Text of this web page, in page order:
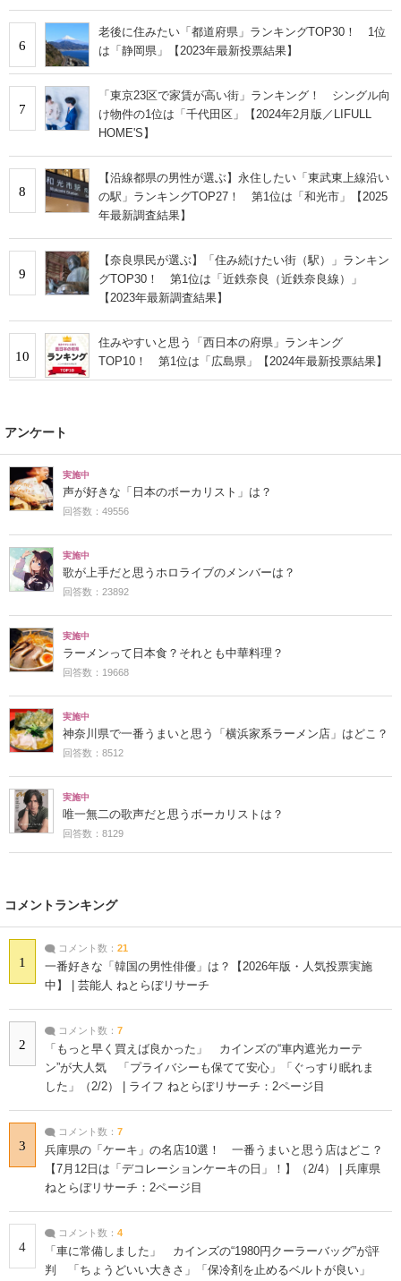
6
老後に住みたい「都道府県」ランキングTOP30！ 1位
は「静岡県」【2023年最新投票結果】
7
「東京23区で家賃が高い街」ランキング！ シングル向
け物件の1位は「千代田区」【2024年2月版／LIFULL
HOME'S】
8
【沿線都県の男性が選ぶ】永住したい「東武東上線沿い
の駅」ランキングTOP27！ 第1位は「和光市」【2025
年最新調査結果】
9
【奈良県民が選ぶ】「住み続けたい街（駅）」ランキン
グTOP30！ 第1位は「近鉄奈良（近鉄奈良線）」
【2023年最新調査結果】
10
住みやすいと思う「西日本の府県」ランキング
TOP10！ 第1位は「広島県」【2024年最新投票結果】
アンケート
実施中
声が好きな「日本のボーカリスト」は？
回答数：49556
実施中
歌が上手だと思うホロライブのメンバーは？
回答数：23892
実施中
ラーメンって日本食？それとも中華料理？
回答数：19668
実施中
神奈川県で一番うまいと思う「横浜家系ラーメン店」はどこ？
回答数：8512
実施中
唯一無二の歌声だと思うボーカリストは？
回答数：8129
コメントランキング
1
コメント数： 21
一番好きな「韓国の男性俳優」は？【2026年版・人気投票実施
中】 | 芸能人 ねとらぼリサーチ
2
コメント数： 7
「もっと早く買えば良かった」 カインズの“車内遮光カーテ
ン”が大人気 「プライバシーも保てて安心」「ぐっすり眠れま
した」（2/2） | ライフ ねとらぼリサーチ：2ページ目
3
コメント数： 7
兵庫県の「ケーキ」の名店10選！ 一番うまいと思う店はどこ？
【7月12日は「デコレーションケーキの日」！】（2/4） | 兵庫県
ねとらぼリサーチ：2ページ目
4
コメント数： 4
「車に常備しました」 カインズの“1980円クーラーバッグ”が評
判 「ちょうどいい大きさ」「保冷剤を止めるベルトが良い」